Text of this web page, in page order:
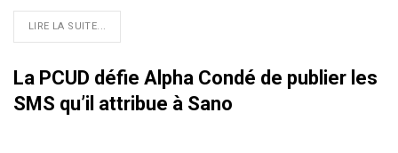
LIRE LA SUITE...
La PCUD défie Alpha Condé de publier les
SMS qu’il attribue à Sano